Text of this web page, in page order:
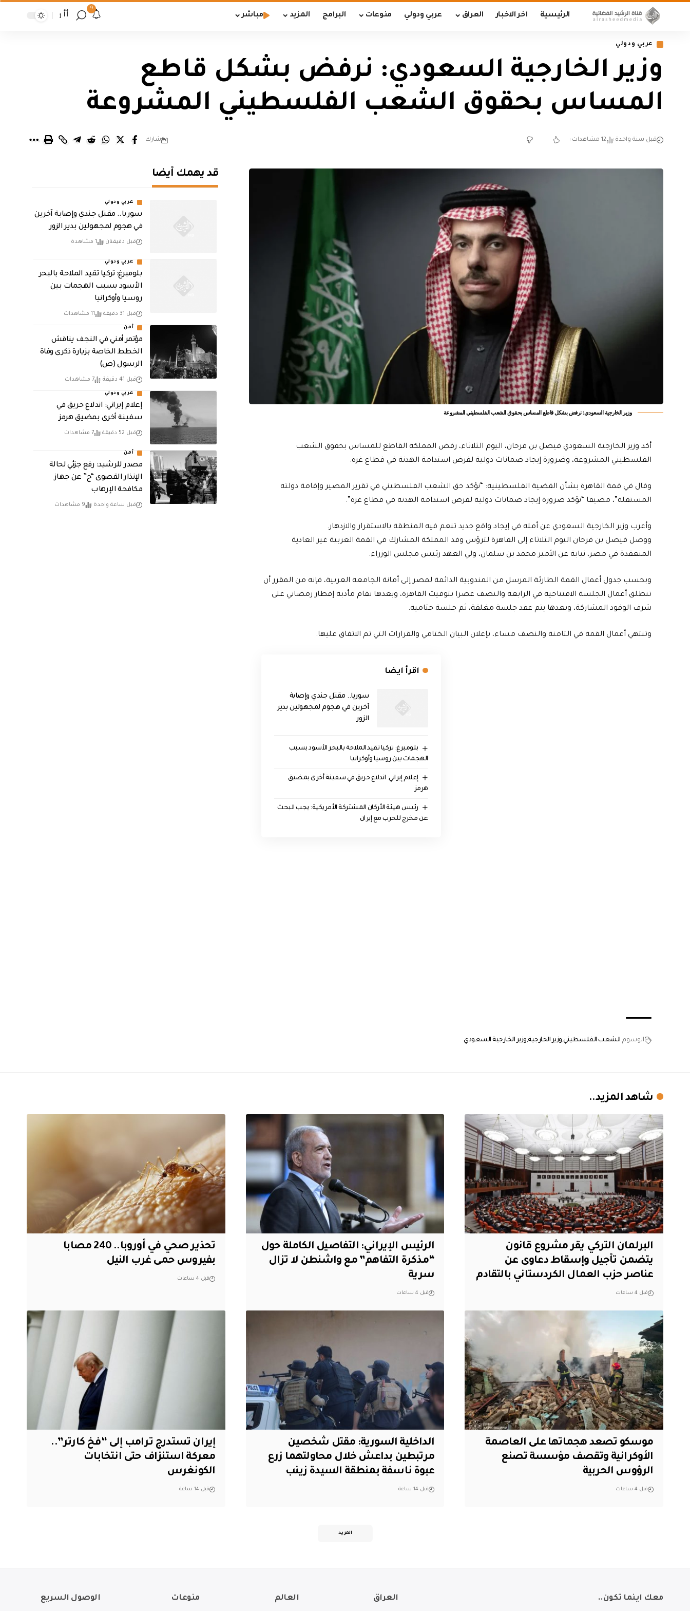
الرئيسية اخر الاخبار العراق عربي ودولي منوعات البرامج المزيد مباشر
9
أأ
عربي ودولي
وزير الخارجية السعودي: نرفض بشكل قاطع
المساس بحقوق الشعب الفلسطيني المشروعة
قبل سنة واحدة 12 مشاهدات شارك
وزير الخارجية السعودي: نرفض بشكل قاطع المساس بحقوق الشعب الفلسطيني المشروعة
أكد وزير الخارجية السعودي فيصل بن فرحان، اليوم الثلاثاء، رفض المملكة القاطع للمساس بحقوق الشعب
الفلسطيني المشروعة، وضرورة إيجاد ضمانات دولية لفرض استدامة الهدنة في قطاع غزة.
وقال في قمة القاهرة بشأن القضية الفلسطينية: “نؤكد حق الشعب الفلسطيني في تقرير المصير وإقامة دولته
المستقلة”، مضيفا “نؤكد ضرورة إيجاد ضمانات دولية لفرض استدامة الهدنة في قطاع غزة”.
وأعرب وزير الخارجية السعودي عن أمله في إيجاد واقع جديد تنعم فيه المنطقة بالاستقرار والازدهار.
ووصل فيصل بن فرحان اليوم الثلاثاء إلى القاهرة لترؤس وفد المملكة المشارك في القمة العربية غير العادية
المنعقدة في مصر، نيابة عن الأمير محمد بن سلمان، ولي العهد رئيس مجلس الوزراء.
وبحسب جدول أعمال القمة الطارئة المرسل من المندوبية الدائمة لمصر إلى أمانة الجامعة العربية، فإنه من المقرر أن
تنطلق أعمال الجلسة الافتتاحية في الرابعة والنصف عصرا بتوقيت القاهرة، وبعدها تقام مأدبة إفطار رمضاني على
شرف الوفود المشاركة، وبعدها يتم عقد جلسة مغلقة، ثم جلسة ختامية.
وتنتهي أعمال القمة في الثامنة والنصف مساء، بإعلان البيان الختامي والقرارات التي تم الاتفاق عليها.
اقرأ ايضا
سوريا.. مقتل جندي وإصابة
آخرين في هجوم لمجهولين بدير
الزور
بلومبرغ: تركيا تقيد الملاحة بالبحر الأسود بسبب
الهجمات بين روسيا وأوكرانيا
إعلام إيراني: اندلاع حريق في سفينة أخرى بمضيق
هرمز
رئيس هيئة الأركان المشتركة الأمريكية: يجب البحث
عن مخرج للحرب مع إيران
الوسوم الشعب الفلسطيني وزير الخارجية وزير الخارجية السعودي
قد يهمك أيضا
عربي ودولي
سوريا.. مقتل جندي وإصابة آخرين
في هجوم لمجهولين بدير الزور
قبل دقيقتان 1 مشاهدة
عربي ودولي
بلومبرغ: تركيا تقيد الملاحة بالبحر
الأسود بسبب الهجمات بين
روسيا وأوكرانيا
قبل 31 دقيقة 11 مشاهدات
أمن
مؤتمر أمني في النجف يناقش
الخطط الخاصة بزيارة ذكرى وفاة
الرسول (ص)
قبل 41 دقيقة 7 مشاهدات
عربي ودولي
إعلام إيراني: اندلاع حريق في
سفينة أخرى بمضيق هرمز
قبل 52 دقيقة 7 مشاهدات
أمن
مصدر للرشيد: رفع جزئي لحالة
الإنذار القصوى “ج” عن جهاز
مكافحة الإرهاب
قبل ساعة واحدة 9 مشاهدات
شاهد المزيد..
البرلمان التركي يقر مشروع قانون
يتضمن تأجيل وإسقاط دعاوى عن
عناصر حزب العمال الكردستاني بالتقادم
قبل 4 ساعات
الرئيس الإيراني: التفاصيل الكاملة حول
“مذكرة التفاهم” مع واشنطن لا تزال
سرية
قبل 4 ساعات
تحذير صحي في أوروبا.. 240 مصابا
بفيروس حمى غرب النيل
قبل 4 ساعات
موسكو تصعد هجماتها على العاصمة
الأوكرانية وتقصف مؤسسة تصنع
الرؤوس الحربية
قبل 4 ساعات
الداخلية السورية: مقتل شخصين
مرتبطين بداعش خلال محاولتهما زرع
عبوة ناسفة بمنطقة السيدة زينب
قبل 14 ساعة
إيران تستدرج ترامب إلى “فخ كارتر”..
معركة استنزاف حتى انتخابات
الكونغرس
قبل 14 ساعة
المزيد
معك اينما تكون.. العراق العالم منوعات الوصول السريع